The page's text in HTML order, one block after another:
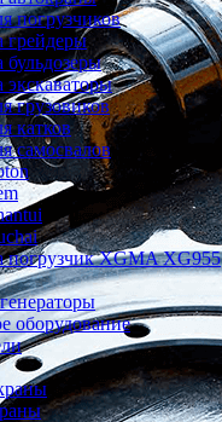
погрузчиков
грейдеры
бульдозеры
экскаваторы
грузовиков
катков
самосвалов
погрузчик XGMA XG955
оборудование